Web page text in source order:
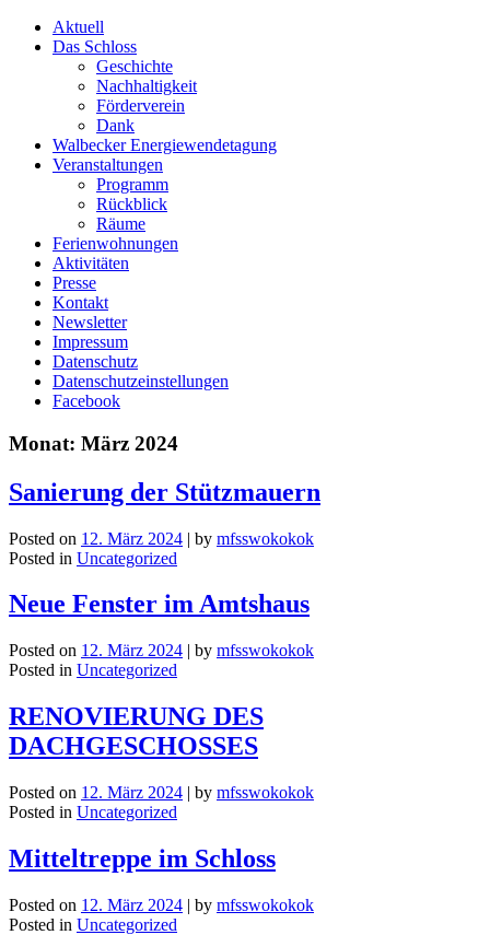
Skip
Aktuell
Das Schloss
Geschichte
Nachhaltigkeit
Förderverein
Dank
Walbecker Energiewendetagung
Veranstaltungen
Programm
Rückblick
Räume
Ferienwohnungen
Aktivitäten
Presse
Kontakt
Newsletter
Impressum
Datenschutz
Datenschutzeinstellungen
Facebook
Monat: März 2024
Sanierung der Stützmauern
Posted on 12. März 2024 | by mfsswokokok
Posted in Uncategorized
Neue Fenster im Amtshaus
Posted on 12. März 2024 | by mfsswokokok
Posted in Uncategorized
RENOVIERUNG DES
DACHGESCHOSSES
Posted on 12. März 2024 | by mfsswokokok
Posted in Uncategorized
Mitteltreppe im Schloss
Posted on 12. März 2024 | by mfsswokokok
Posted in Uncategorized